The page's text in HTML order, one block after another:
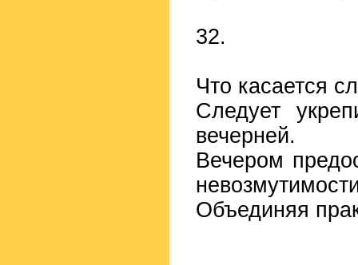
32.
Что касается
Следует
вечерней.
Вечером
Объединяя